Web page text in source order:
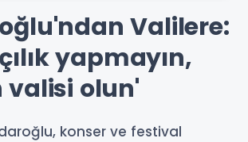
Valilere:
yapmayın,
valisi olun'
konser ve festival